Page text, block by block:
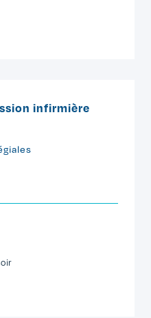
infirmière